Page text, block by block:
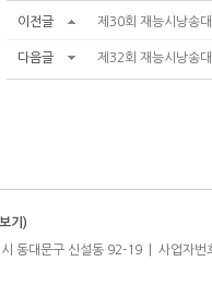
이전글 제30회 재능시낭송
다음글 제32회 재능시낭송
기)
시 동대문구 신설동 92-19 | 사